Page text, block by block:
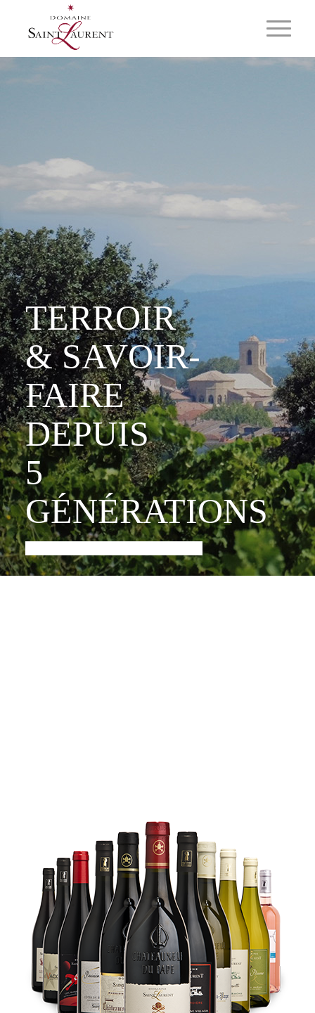
TERROIR
& SAVOIR-
FAIRE
DEPUIS
5
GÉNÉRATIONS